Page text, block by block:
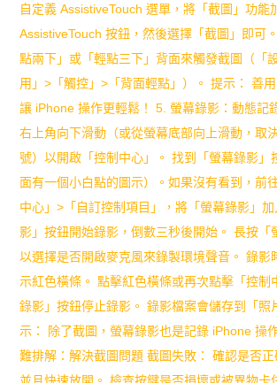
大
秘
訣
自定義 AssistiveTouch 選單，將「截圖」功能
AssistiveTouch 按鈕，然後選擇「截圖」即可
點兩下」或「輕點三下」背面來觸發截圖（「
用」>「觸控」>「背面輕點」）。 提示： 善用
讓 iPhone 操作更輕鬆！ 5. 螢幕錄影：動態記
右上角向下滑動（或從螢幕底部向上滑動，取
號）以開啟「控制中心」。 找到「螢幕錄影」
面有一個小白點的圖示）。如果沒有看到，前
中心」>「自訂控制項目」，將「螢幕錄影」
影」按鈕開始錄影，倒數三秒後開始。 長按「
以選擇是否開啟麥克風來錄製環境聲音。 錄影
示紅色橫條。 點擊紅色橫條或再次點擊「控制
錄影」按鈕停止錄影。 錄影檔案會儲存到「照
示： 除了截圖，螢幕錄影也是記錄 iPhone 操
難排解：解決截圖問題 截圖失敗： 確認是否正
並且快速放開。 檢查按鍵是否損壞或被異物卡